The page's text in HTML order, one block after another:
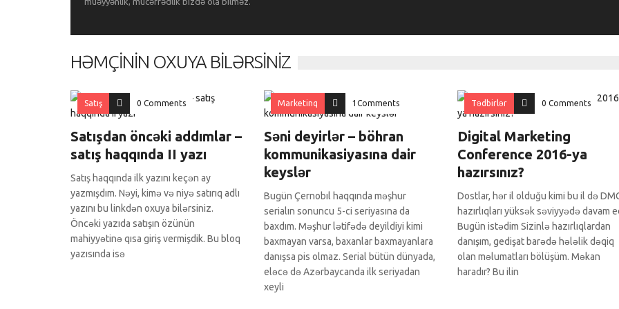
HƏMÇININ OXUYA BILƏRSINIZ
Satış 0 Comments
Satışdan öncəki addımlar –
satış haqqında II yazı
Satış haqqında ilk yazını keçən ay
yazmışdım. Nəyi, kimə və niyə satırıq adlı
yazını bu linkdən oxuya bilərsiniz.
Öncəki yazıda satışın özünün
mahiyyətinə qısa giriş vermişdik. Bu bloq
yazısında isə
Marketinq 1Comments
Səni deyirlər – böhran
kommunikasiyasına dair
keyslər
Bugün Çernobıl haqqında məşhur
serialın sonuncu 5-ci seriyasına da
baxdım. Məşhur lətifədə deyildiyi kimi
baxmayan varsa, baxanlar baxmayanlara
danışsa pis olmaz. Serial bütün dünyada,
eləcə də Azərbaycanda ilk seriyadan
xeyli
Tədbirlər 0 Comments
Digital Marketing
Conference 2016-ya
hazırsınız?
Dostlar, hər il olduğu kimi bu il də
hazırlıqları yüksək səviyyədə davam
Bugün istədim Sizinlə hazırlıqlardan
danışım, gedişat barədə hələlik dəqiq
olan məlumatları bölüşüm. Məkan
haradır? Bu ilin